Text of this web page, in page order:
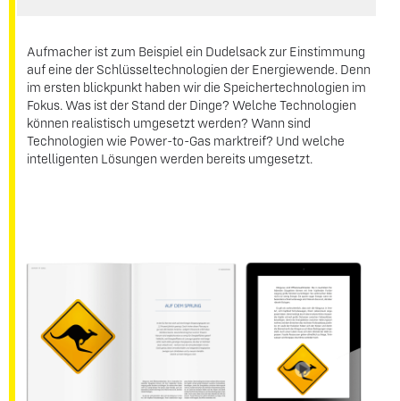
Aufmacher ist zum Beispiel ein Dudelsack zur Einstimmung
auf eine der Schlüsseltechnologien der Energiewende. Denn
im ersten blickpunkt haben wir die Speichertechnologien im
Fokus. Was ist der Stand der Dinge? Welche Technologien
können realistisch umgesetzt werden? Wann sind
Technologien wie Power-to-Gas marktreif? Und welche
intelligenten Lösungen werden bereits umgesetzt.